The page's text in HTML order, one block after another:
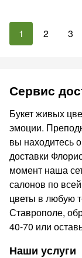
1 2 3
Сервис
Букет живых
эмоции.
вы находитесь
доставки
момент наша
салонов по
цветы в любую
Ставрополе,
40-70 или
Наши услуги